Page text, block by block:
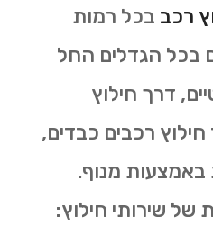
רכב בכל רמות
בכל הגדלים החל
דרך חילוץ
רכבים כבדים,
באמצעות מנוף.
של שירותי חילוץ: